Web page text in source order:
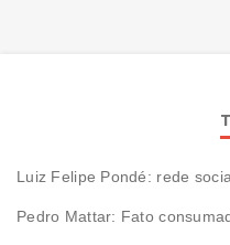
Luiz Felipe Pondé: rede
Pedro Mattar: Fato